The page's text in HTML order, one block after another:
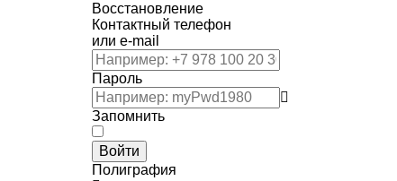
Восстановление
Контактный телефон
или e-mail
Пароль
Запомнить
Войти
Полиграфия